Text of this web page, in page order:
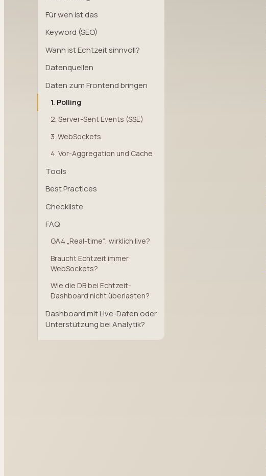
Für wen ist das
Keyword (SEO)
Wann ist Echtzeit sinnvoll?
Datenquellen
Daten zum Frontend bringen
1. Polling
2. Server-Sent Events (SSE)
3. WebSockets
4. Vor-Aggregation und Cache
Tools
Best Practices
Checkliste
FAQ
GA4 „Real-time“, wirklich live?
Braucht Echtzeit immer
WebSockets?
Wie die DB bei Echtzeit-
Dashboard nicht überlasten?
Dashboard mit Live-Daten oder
Unterstützung bei Analytik?